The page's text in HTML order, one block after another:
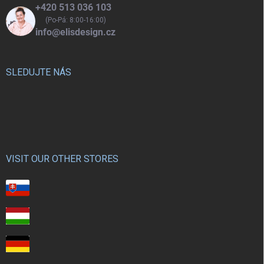
+420 513 036 103
(Po-Pá: 8:00-16:00)
info@elisdesign.cz
SLEDUJTE NÁS
VISIT OUR OTHER STORES